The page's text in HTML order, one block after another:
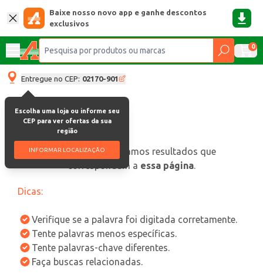
Baixe nosso novo app e ganhe descontos
exclusivos
0
Entregue no CEP: 02170-901
Escolha uma loja ou informe seu
CEP para ver ofertas da sua
região
INFORMAR LOCALIZAÇÃO
oops, não encontramos resultados que
correspondam a essa página.
Dicas:
Verifique se a palavra foi digitada corretamente.
Tente palavras menos específicas.
Tente palavras-chave diferentes.
Faça buscas relacionadas.